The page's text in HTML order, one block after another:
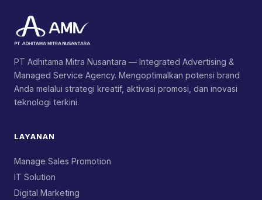
PT Adhitama Mitra Nusantara — Integrated Advertising &
Managed Service Agency. Mengoptimalkan potensi brand
Anda melalui strategi kreatif, aktivasi promosi, dan inovasi
teknologi terkini.
LAYANAN
Manage Sales Promotion
IT Solution
Digital Marketing